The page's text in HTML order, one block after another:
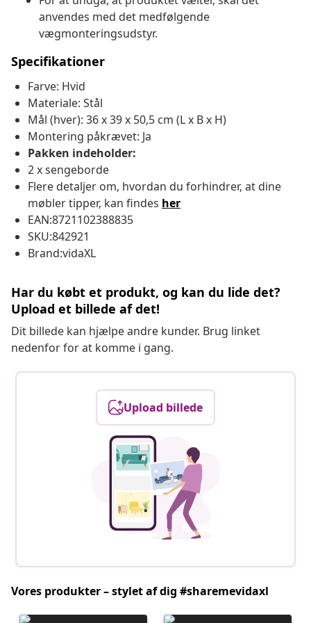
anvendes med det medfølgende
vægmonteringsudstyr.
Specifikationer
Farve: Hvid
Materiale: Stål
Mål (hver): 36 x 39 x 50,5 cm (L x B x H)
Montering påkrævet: Ja
Pakken indeholder:
2 x sengeborde
Flere detaljer om, hvordan du forhindrer, at dine
møbler tipper, kan findes her
EAN:8721102388835
SKU:842921
Brand:vidaXL
Har du købt et produkt, og kan du lide det?
Upload et billede af det!
Dit billede kan hjælpe andre kunder. Brug linket
nedenfor for at komme i gang.
Upload billede
Vores produkter – stylet af dig #sharemevidaxl